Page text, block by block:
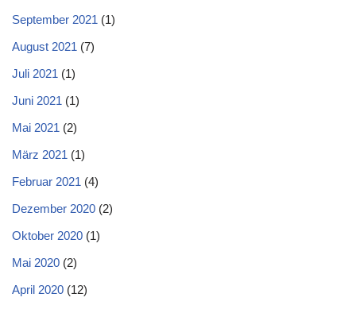
September 2021 (1)
August 2021 (7)
Juli 2021 (1)
Juni 2021 (1)
Mai 2021 (2)
März 2021 (1)
Februar 2021 (4)
Dezember 2020 (2)
Oktober 2020 (1)
Mai 2020 (2)
April 2020 (12)